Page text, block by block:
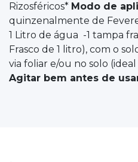
Rizosféricos* Modo de
quinzenalmente de
1 Litro de água -1 tampa
Frasco de 1 litro), com o
via foliar e/ou no solo
Agitar bem antes de